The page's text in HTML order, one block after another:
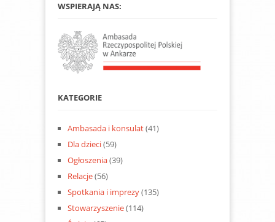
WSPIERAJĄ NAS:
KATEGORIE
Ambasada i konsulat(41)
Dla dzieci(59)
Ogłoszenia(39)
Relacje(56)
Spotkania i imprezy(135)
Stowarzyszenie(114)